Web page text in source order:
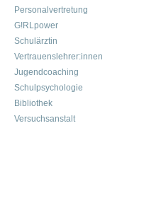
Personalvertretung
G!RLpower
Schulärztin
Vertrauenslehrer:innen
Jugendcoaching
Schulpsychologie
Bibliothek
Versuchsanstalt